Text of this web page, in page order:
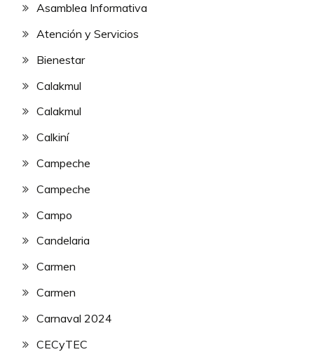
Asamblea Informativa
Atención y Servicios
Bienestar
Calakmul
Calakmul
Calkiní
Campeche
Campeche
Campo
Candelaria
Carmen
Carmen
Carnaval 2024
CECyTEC